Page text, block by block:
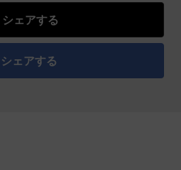
シェアする
シェアする